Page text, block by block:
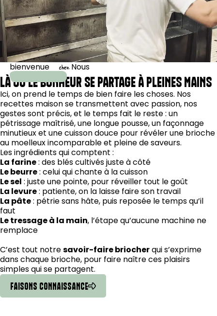
bienvenue chez Nous
LÀ OÙ LE BONHEUR SE PARTAGE À PLEINES MAINS
Ici, on prend le temps de bien faire les choses. Nos
recettes maison se transmettent avec passion, nos
gestes sont précis, et le temps fait le reste : un
pétrissage maîtrisé, une longue pousse, un façonnage
minutieux et une cuisson douce pour révéler une brioche
au moelleux incomparable et pleine de saveurs.
Les ingrédients qui comptent :
La farine: des blés cultivés juste à côté
Le beurre: celui qui chante à la cuisson
Le sel : juste une pointe, pour réveiller tout le goût
La levure: patiente, on la laisse faire son travail
La pâte: pétrie sans hâte, puis reposée le temps qu’il
faut
Le tressage à la main, l’étape qu’aucune machine ne
remplace
C’est tout notresavoir-faire briocherqui s’exprime
dans chaque brioche, pour faire naître ces plaisirs
simples qui se partagent.
FAISONS CONNAISSANCE